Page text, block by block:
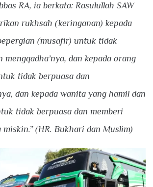
RA, ia berkata: Rasulullah SAW
rukhsah (keringanan) kepada
(musafir) untuk tidak
mengqadha’nya, dan kepada orang
tidak berpuasa dan
dan kepada wanita yang hamil dan
tidak berpuasa dan memberi
miskin.” (HR. Bukhari dan Muslim)